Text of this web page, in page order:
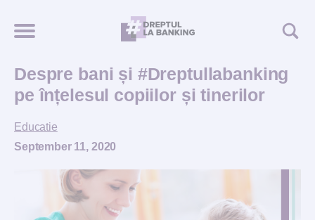
Despre bani și #Dreptullabanking
pe înțelesul copiilor și tinerilor
Educatie
September 11, 2020